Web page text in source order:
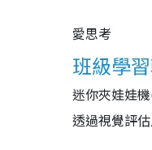
愛思考
班級學
迷你夾娃娃
透過視覺評